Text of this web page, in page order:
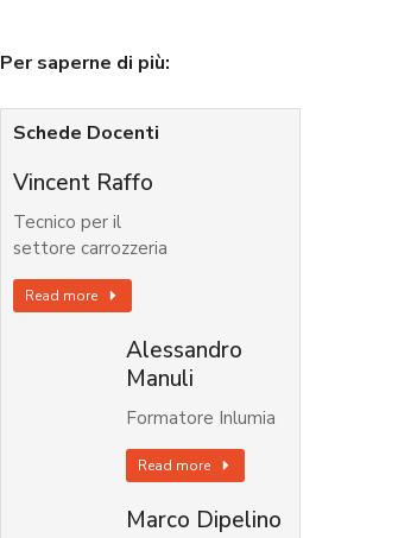
Per saperne di più:
Schede Docenti
Vincent Raffo
Tecnico per il
settore carrozzeria
Read more
Alessandro
Manuli
Formatore Inlumia
Read more
Marco Dipelino